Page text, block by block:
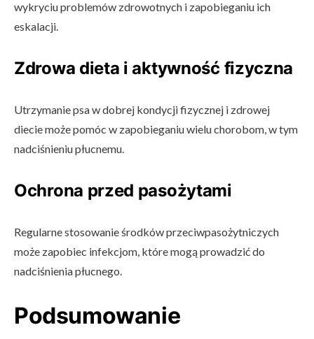
wykryciu problemów zdrowotnych i zapobieganiu ich
eskalacji.
Zdrowa dieta i aktywność fizyczna
Utrzymanie psa w dobrej kondycji fizycznej i zdrowej
diecie może pomóc w zapobieganiu wielu chorobom, w tym
nadciśnieniu płucnemu.
Ochrona przed pasożytami
Regularne stosowanie środków przeciwpasożytniczych
może zapobiec infekcjom, które mogą prowadzić do
nadciśnienia płucnego.
Podsumowanie